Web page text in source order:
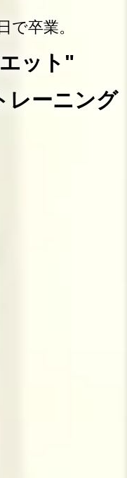
で卒業。
ット"
レーニング